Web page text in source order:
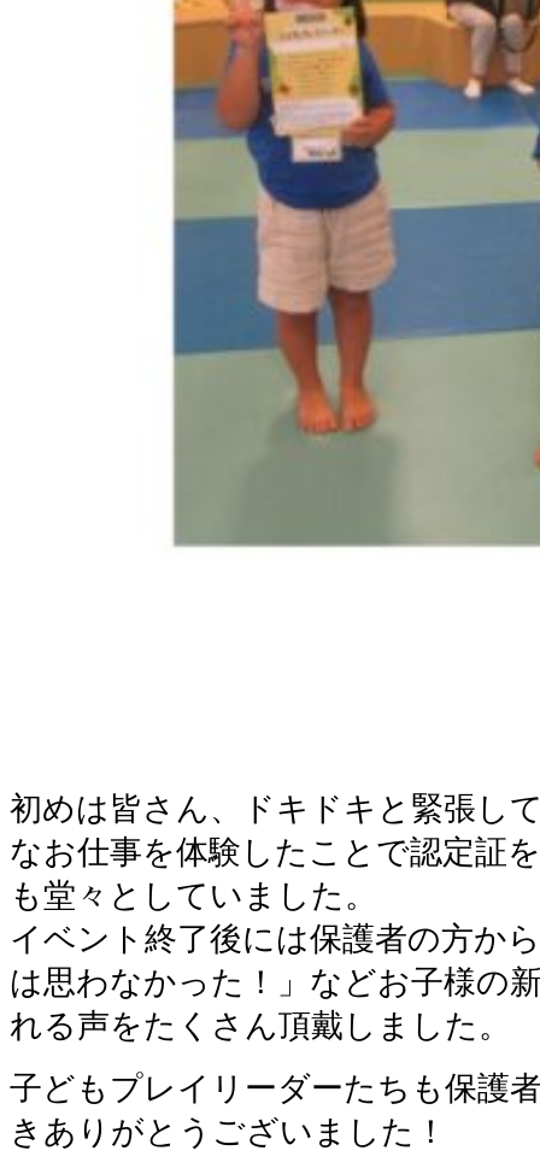
初めは皆さん、ドキドキと緊張し
なお仕事を体験したことで認定証
も堂々としていました。
イベント終了後には保護者の方か
は思わなかった！」などお子様の
れる声をたくさん頂戴しました。
子どもプレイリーダーたちも保護
きありがとうございました！